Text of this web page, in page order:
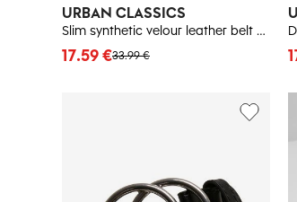
URBAN CLASSICS
Slim synthetic velour leather belt 2 pcs black/silver + brown/gold
33.99 €
17.59 €